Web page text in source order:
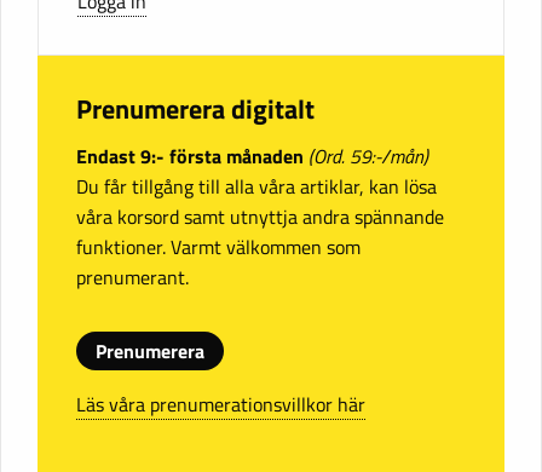
Prenumerera digitalt
Endast 9:- första månaden (Ord. 59:-/mån)
Du får tillgång till alla våra artiklar, kan lösa
våra korsord samt utnyttja andra spännande
funktioner. Varmt välkommen som
prenumerant.
Prenumerera
Läs våra prenumerationsvillkor här